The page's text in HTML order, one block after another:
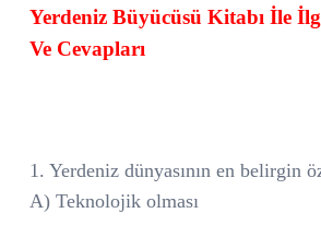
Yerdeniz Büyücüsü Kitabı İle
Ve Cevapları
1. Yerdeniz dünyasının en belirgin
A) Teknolojik olması